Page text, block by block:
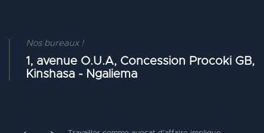
Nos bureaux !
1, avenue O.U.A, Concession Procoki GB,
Kinshasa - Ngaliema